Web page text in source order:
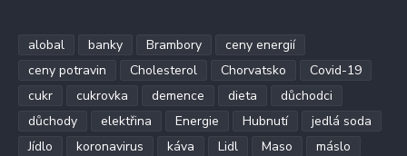
alobal banky Brambory
ceny energií
ceny potravin
Cholesterol Chorvatsko
Covid-19
cukr
cukrovka demence dieta
důchodci
důchody
elektřina Energie Hubnutí
jedlá soda
Jídlo
koronavirus káva Lidl Maso
máslo